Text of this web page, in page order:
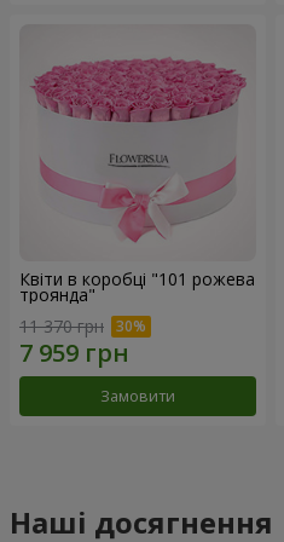
Квіти в коробці "101 рожева
троянда"
11 370 грн
Замовити
Наші досягнення